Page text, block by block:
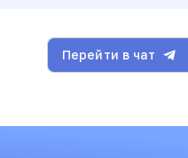
Перейти в чат